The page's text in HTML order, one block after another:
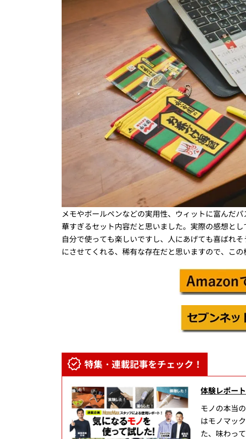
メモやボールペンなどの実用性、ウィットに富んだ
華すぎるセット内容だと思いました。実際の感想と
自分で使っても楽しいですし、人にあげても喜ばれそ
にさせてくれる、稀有な存在だと思いますので、こ
特集・連載記事をチェック！
体験レポート
モノの本当
はモノマッ
た、味わっ